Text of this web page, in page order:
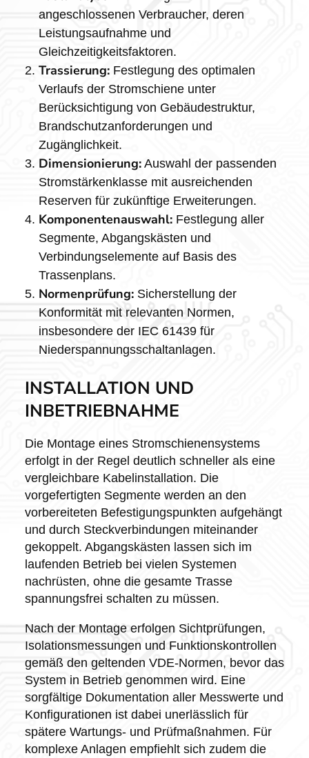
angeschlossenen Verbraucher, deren
Leistungsaufnahme und
Gleichzeitigkeitsfaktoren.
Trassierung:Festlegung des optimalen
Verlaufs der Stromschiene unter
Berücksichtigung von Gebäudestruktur,
Brandschutzanforderungen und
Zugänglichkeit.
Dimensionierung:Auswahl der passenden
Stromstärkenklasse mit ausreichenden
Reserven für zukünftige Erweiterungen.
Komponentenauswahl:Festlegung aller
Segmente, Abgangskästen und
Verbindungselemente auf Basis des
Trassenplans.
Normenprüfung:Sicherstellung der
Konformität mit relevanten Normen,
insbesondere der IEC 61439 für
Niederspannungsschaltanlagen.
INSTALLATION UND
INBETRIEBNAHME
Die Montage eines Stromschienensystems
erfolgt in der Regel deutlich schneller als eine
vergleichbare Kabelinstallation. Die
vorgefertigten Segmente werden an den
vorbereiteten Befestigungspunkten aufgehängt
und durch Steckverbindungen miteinander
gekoppelt. Abgangskästen lassen sich im
laufenden Betrieb bei vielen Systemen
nachrüsten, ohne die gesamte Trasse
spannungsfrei schalten zu müssen.
Nach der Montage erfolgen Sichtprüfungen,
Isolationsmessungen und Funktionskontrollen
gemäß den geltenden VDE-Normen, bevor das
System in Betrieb genommen wird. Eine
sorgfältige Dokumentation aller Messwerte und
Konfigurationen ist dabei unerlässlich für
spätere Wartungs- und Prüfmaßnahmen. Für
komplexe Anlagen empfiehlt sich zudem die